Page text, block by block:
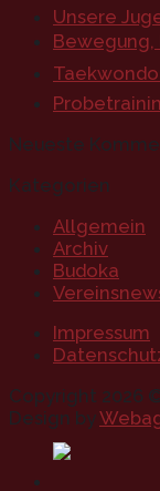
Unsere
Bewegung,
Neueste
Kategorien
Allgemein
Archiv
Budoka
Impressum
Copyright 2026
Design by